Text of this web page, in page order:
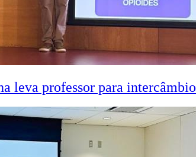
leva professor para intercâmbio